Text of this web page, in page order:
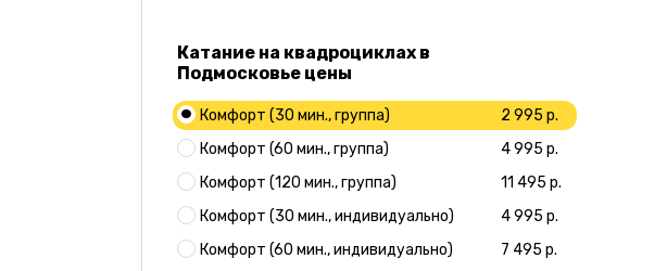
Катание на квадроциклах в
Подмосковье цены
Комфорт (30 мин., группа)
2 995 р.
Комфорт (60 мин., группа)
4 995 р.
Комфорт (120 мин., группа)
11 495 р.
Комфорт (30 мин., индивидуально)
4 995 р.
Комфорт (60 мин., индивидуально)
7 495 р.